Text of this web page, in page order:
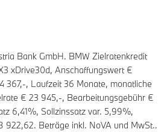
Bank GmbH. BMW Zielratenkredit
xDrive30d, Anschaffungswert €
367,-, Laufzeit36 Monate, monatliche
€ 23 945,-, Bearbeitungsgebühr €
6,41%, Sollzinssatz var. 5,99%,
922,62. Beträge inkl. NoVA und MwSt..